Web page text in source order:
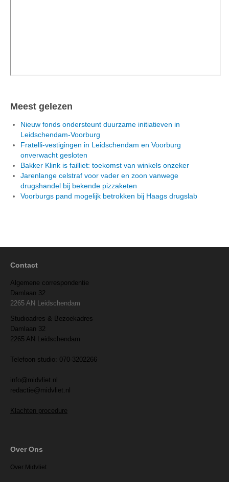
Meest gelezen
Nieuw fonds ondersteunt duurzame initiatieven in
Leidschendam-Voorburg
Fratelli-vestigingen in Leidschendam en Voorburg
onverwacht gesloten
Bakker Klink is failliet: toekomst van winkels onzeker
Jarenlange celstraf voor vader en zoon vanwege
drugshandel bij bekende pizzaketen
Voorburgs pand mogelijk betrokken bij Haags drugslab
Contact
Algemene correspondentie
Damlaan 32
2265 AN Leidschendam
Studioadres & Bezoekadres
Damlaan 32
2265 AN Leidschendam
Telefoon studio: 070-3202266
info@midvliet.nl
redactie@midvliet.nl
Klachten procedure
Over Ons
Over Midvliet